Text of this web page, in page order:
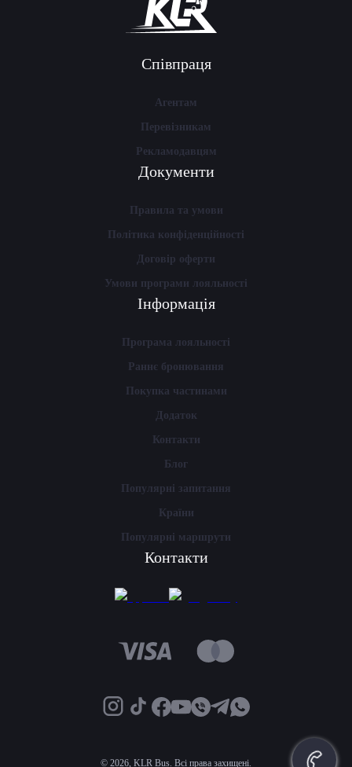
Співпраця
Агентам
Перевізникам
Рекламодавцям
Документи
Правила та умови
Політика конфіденційності
Договір оферти
Умови програми лояльності
Інформація
Програма лояльності
Раннє бронювання
Покупка частинами
Додаток
Контакти
Блог
Популярні запитання
Країни
Популярні маршрути
Контакти
© 2026, KLR Bus. Всі права захищені.